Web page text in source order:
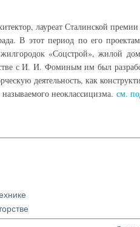
лауреат Сталинской
В этот период по его
«Соцстрой», жилой
с И. И. Фоминым им был
деятельность, как
неоклассицизма.см.